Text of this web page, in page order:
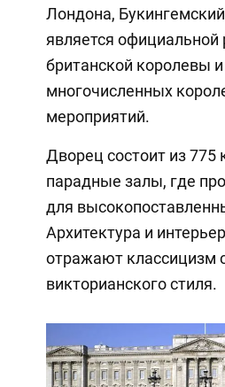
Лондона,
является официальной
британской королевы
многочисленных
мероприятий.
Дворец состоит из 775
парадные залы, где
для
Архитектура и
отражают классицизм
викторианского стиля.